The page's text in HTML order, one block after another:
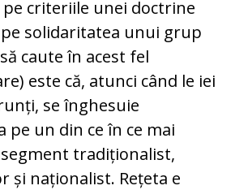
criteriile unei doctrine
solidaritatea unui grup
caute în acest fel
este că, atunci când le iei
se înghesuie
pe un din ce în ce mai
tradiționalist,
și naționalist. Rețeta e